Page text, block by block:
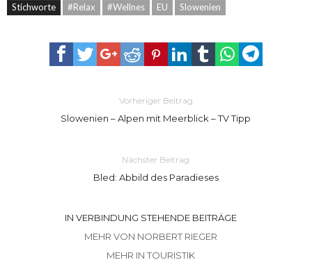
Stichworte #Relax #Wellnes EU Slowenien
Vorheriger Beitrag
Slowenien – Alpen mit Meerblick – TV Tipp
Nächster Beitrag
Bled: Abbild des Paradieses
IN VERBINDUNG STEHENDE BEITRÄGE
MEHR VON NORBERT RIEGER
MEHR IN TOURISTIK